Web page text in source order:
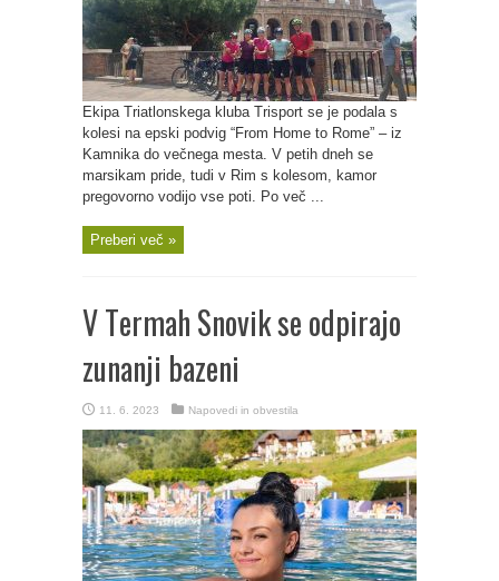
Ekipa Triatlonskega kluba Trisport se je podala s
kolesi na epski podvig “From Home to Rome” – iz
Kamnika do večnega mesta. V petih dneh se
marsikam pride, tudi v Rim s kolesom, kamor
pregovorno vodijo vse poti. Po več ...
Preberi več »
V Termah Snovik se odpirajo
zunanji bazeni
11. 6. 2023 Napovedi in obvestila